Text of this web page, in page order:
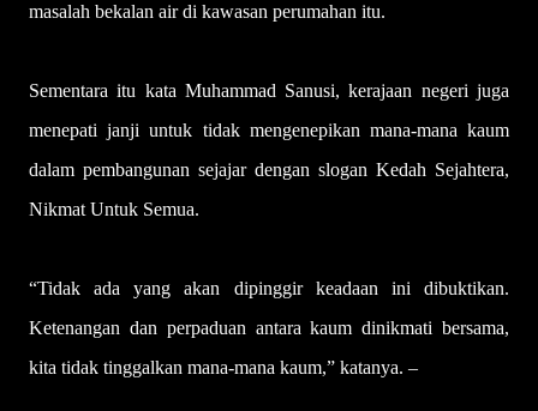
masalah bekalan air di kawasan perumahan itu.
Sementara itu kata Muhammad Sanusi, kerajaan negeri juga
menepati janji untuk tidak mengenepikan mana-mana kaum
dalam pembangunan sejajar dengan slogan Kedah Sejahtera,
Nikmat Untuk Semua.
“Tidak ada yang akan dipinggir keadaan ini dibuktikan.
Ketenangan dan perpaduan antara kaum dinikmati bersama,
kita tidak tinggalkan mana-mana kaum,” katanya. –